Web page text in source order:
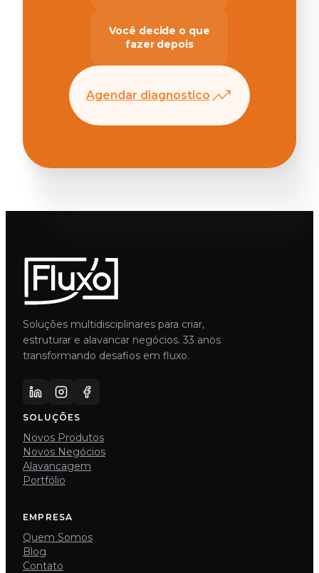
Você decide o que
fazer depois
Agendar diagnostico
Soluções multidisciplinares para criar,
estruturar e alavancar negócios. 33 anos
transformando desafios em fluxo.
SOLUÇÕES
Novos Produtos
Novos Negócios
Alavancagem
Portfólio
EMPRESA
Quem Somos
Blog
Contato